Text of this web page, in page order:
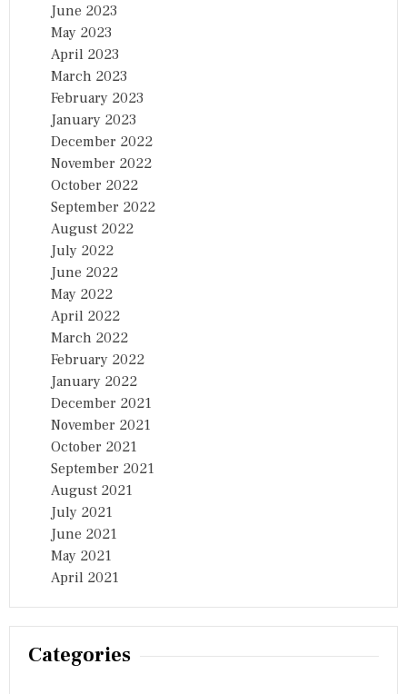
June 2023
May 2023
April 2023
March 2023
February 2023
January 2023
December 2022
November 2022
October 2022
September 2022
August 2022
July 2022
June 2022
May 2022
April 2022
March 2022
February 2022
January 2022
December 2021
November 2021
October 2021
September 2021
August 2021
July 2021
June 2021
May 2021
April 2021
Categories